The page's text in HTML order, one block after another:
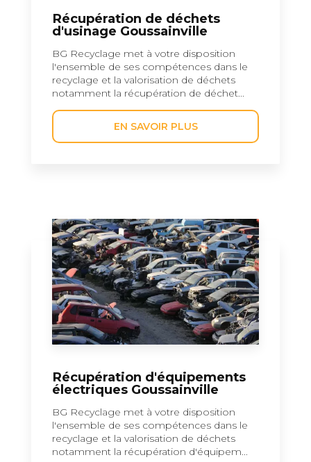
Récupération de déchets
d'usinage Goussainville
BG Recyclage met à votre disposition
l'ensemble de ses compétences dans le
recyclage et la valorisation de déchets
notamment la récupération de déchet...
EN SAVOIR PLUS
Récupération d'équipements
électriques Goussainville
BG Recyclage met à votre disposition
l'ensemble de ses compétences dans le
recyclage et la valorisation de déchets
notamment la récupération d'équipem...